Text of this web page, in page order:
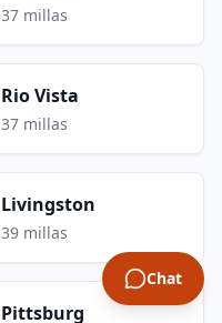
37 millas
Rio Vista
37 millas
Livingston
39 millas
Pittsburg
Chat